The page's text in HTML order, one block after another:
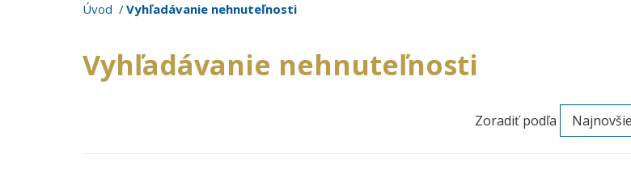
Úvod Vyhľadávanie nehnuteľnosti
Vyhľadávanie nehnuteľnosti
Zoradiť podľa